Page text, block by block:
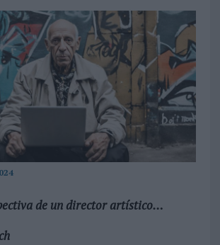
de un director artístico…